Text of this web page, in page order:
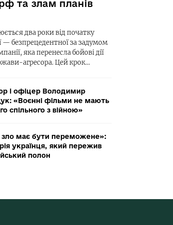
та злам планів
два роки від початку
— безпрецедентної за задумом
яка перенесла бойові дії
агресора. Цей крок…
і офіцер Володимир
«Воєнні фільми не мають
спільного з війною»
має бути переможене»:
українця, який пережив
полон